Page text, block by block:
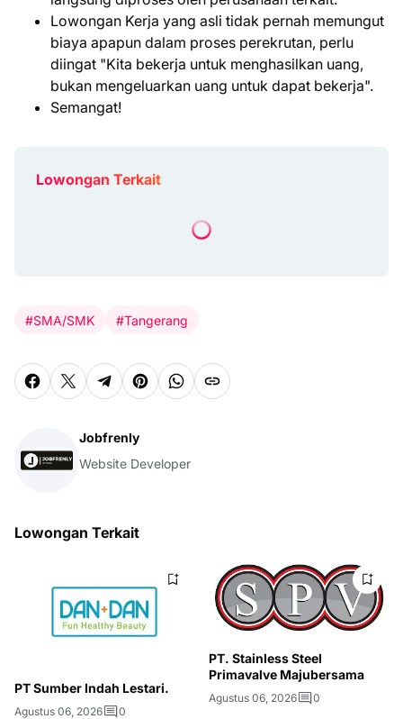
Lowongan Kerja yang asli tidak pernah memungut
biaya apapun dalam proses perekrutan, perlu
diingat "Kita bekerja untuk menghasilkan uang,
bukan mengeluarkan uang untuk dapat bekerja".
Semangat!
Lowongan Terkait
#SMA/SMK #Tangerang
Jobfrenly
Website Developer
Lowongan Terkait
PT Sumber Indah Lestari.
Agustus 06, 2026 0
PT. Stainless Steel
Primavalve Majubersama
Agustus 06, 2026 0